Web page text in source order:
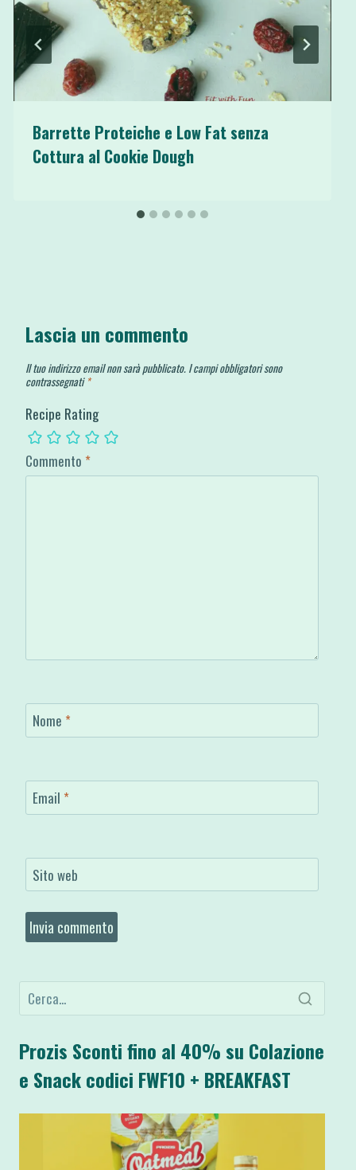
Barrette Proteiche e Low Fat senza
Cottura al Cookie Dough
Lascia un commento
Il tuo indirizzo email non sarà pubblicato. I campi obbligatori sono
contrassegnati *
Recipe Rating
Commento *
Nome *
Email *
Sito web
Prozis Sconti fino al 40% su Colazione
e Snack codici FWF10 + BREAKFAST